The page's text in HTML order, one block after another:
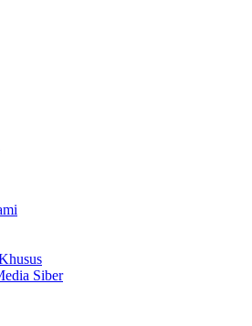
Siber